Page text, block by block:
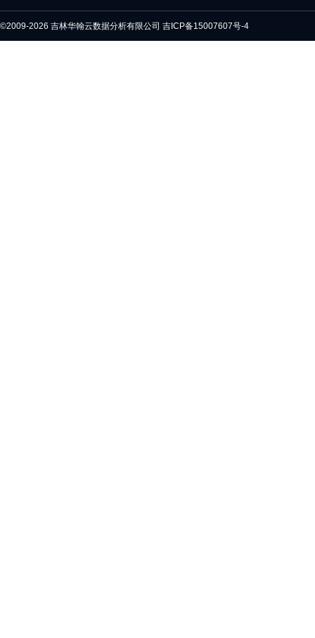
©2009-2026 吉林华翰云数据分析有限公司 吉ICP备15007607号-4